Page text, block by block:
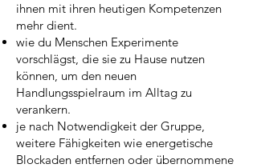
ihnen mit ihren heutigen Kompetenzen
mehr dient.
wie du Menschen Experimente
vorschlägst, die sie zu Hause nutzen
können, um den neuen
Handlungsspielraum im Alltag zu
verankern.
je nach Notwendigkeit der Gruppe,
weitere Fähigkeiten wie energetische
Blockaden entfernen oder übernommene